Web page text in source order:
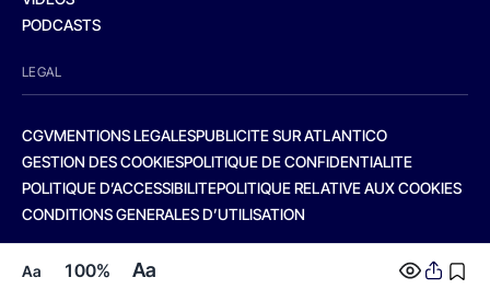
Aa 100% Aa
PODCASTS
LEGAL
CGVMENTIONS LEGALESPUBLICITE SUR ATLANTICO
GESTION DES COOKIESPOLITIQUE DE CONFIDENTIALITE
POLITIQUE D’ACCESSIBILITEPOLITIQUE RELATIVE AUX COOKIES
CONDITIONS GENERALES D’UTILISATION